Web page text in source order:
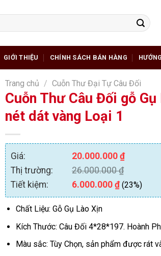
GIỚI THIỆU CHÍNH SÁCH BÁN HÀNG
Trang chủ / Cuỗn Thư Đại Tự Câu Đối
Cuỗn Thư Câu Đối gỗ
nét dát vàng Loại 1
Giá: 20.000.000₫
Thị trường:
26.000.000₫
Tiết kiệm:
6.000.000₫(23%)
Chất Liệu: Gỗ Gụ Lào Xịn
Kích Thước: Câu Đối 4*28*197. Hoành
Màu sắc: Tùy Chọn, sản phẩm được rát